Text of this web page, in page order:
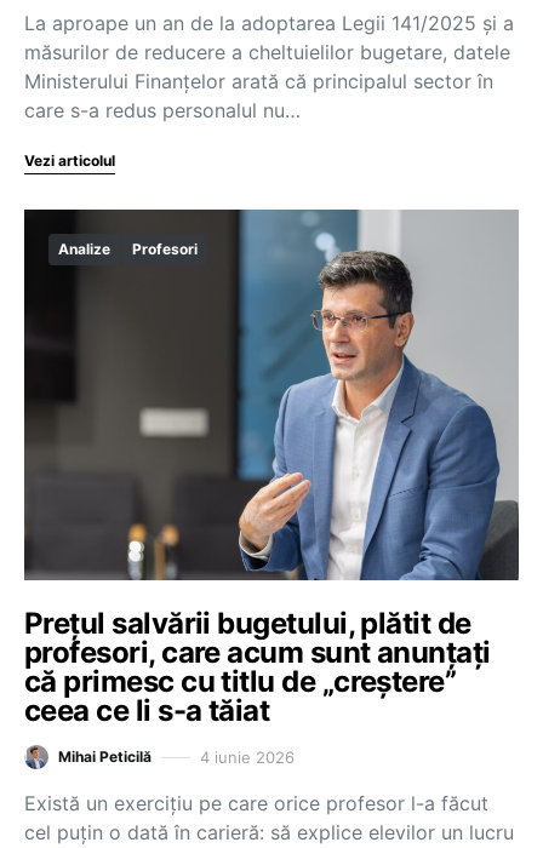
La aproape un an de la adoptarea Legii 141/2025 și a
măsurilor de reducere a cheltuielilor bugetare, datele
Ministerului Finanțelor arată că principalul sector în
care s-a redus personalul nu…
Vezi articolul
Analize Profesori
Prețul salvării bugetului, plătit de
profesori, care acum sunt anunțați
că primesc cu titlu de „creștere”
ceea ce li s-a tăiat
Mihai Peticilă 4 iunie 2026
Există un exercițiu pe care orice profesor l-a făcut
cel puțin o dată în carieră: să explice elevilor un lucru